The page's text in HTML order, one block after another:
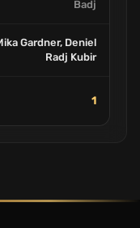
Badj
Gardner, Deniel
Radj Kubir
1